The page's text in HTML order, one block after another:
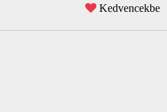
Kedvencekbe